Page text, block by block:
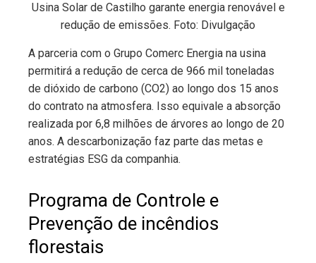
Usina Solar de Castilho garante energia renovável e
redução de emissões. Foto: Divulgação
A parceria com o Grupo Comerc Energia na usina
permitirá a redução de cerca de 966 mil toneladas
de dióxido de carbono (CO2) ao longo dos 15 anos
do contrato na atmosfera. Isso equivale a absorção
realizada por 6,8 milhões de árvores ao longo de 20
anos. A descarbonização faz parte das metas e
estratégias ESG da companhia.
Programa de Controle e
Prevenção de incêndios
florestais